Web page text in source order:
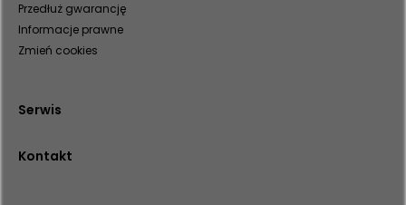
Przedłuż gwarancję
Informacje prawne
Zmień cookies
Serwis
Kontakt